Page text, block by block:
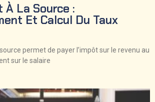
À La Source :
Et Calcul Du Taux
permet de payer l’impôt sur le revenu au
sur le salaire